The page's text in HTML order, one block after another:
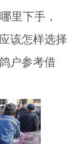
里下手，
该怎样选择
户参考借